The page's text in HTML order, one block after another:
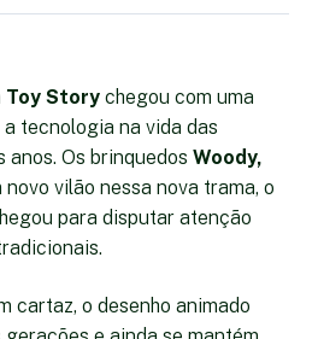
Toy Story chegou com uma
tecnologia na vida das
Os brinquedos Woody,
novo vilão nessa nova trama, o
para disputar atenção
cartaz, o desenho animado